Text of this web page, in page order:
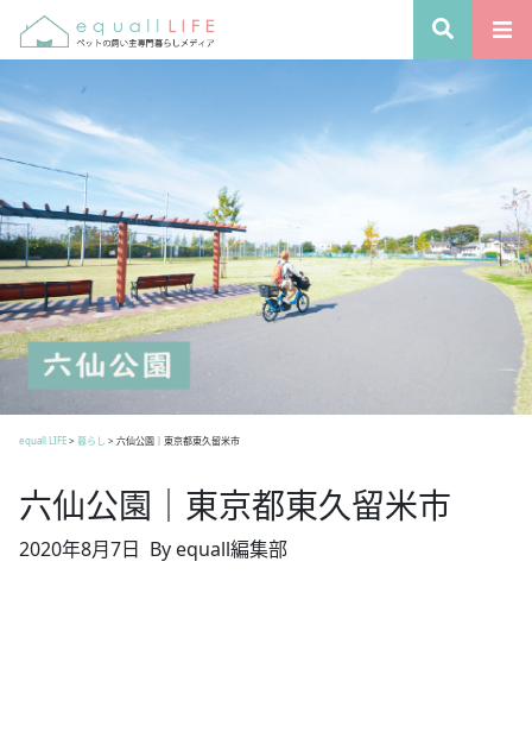
equall LIFE> 暮らし > 六仙公園｜東京都東久留米市
六仙公園｜東京都東久留米市
2020年8月7日 By equall編集部